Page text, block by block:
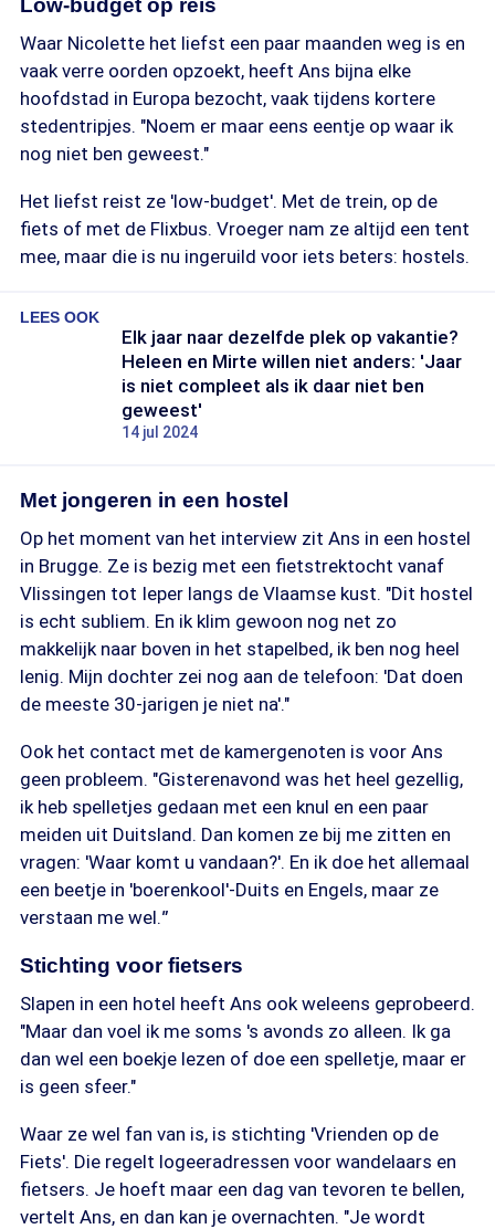
Low-budget op reis
Waar Nicolette het liefst een paar maanden weg is en
vaak verre oorden opzoekt, heeft Ans bijna elke
hoofdstad in Europa bezocht, vaak tijdens kortere
stedentripjes. "Noem er maar eens eentje op waar ik
nog niet ben geweest."
Het liefst reist ze 'low-budget'. Met de trein, op de
fiets of met de Flixbus. Vroeger nam ze altijd een tent
mee, maar die is nu ingeruild voor iets beters: hostels.
LEES OOK
Elk jaar naar dezelfde plek op vakantie?
Heleen en Mirte willen niet anders: 'Jaar
is niet compleet als ik daar niet ben
geweest'
14 jul 2024
Met jongeren in een hostel
Op het moment van het interview zit Ans in een hostel
in Brugge. Ze is bezig met een fietstrektocht vanaf
Vlissingen tot Ieper langs de Vlaamse kust. "Dit hostel
is echt subliem. En ik klim gewoon nog net zo
makkelijk naar boven in het stapelbed, ik ben nog heel
lenig. Mijn dochter zei nog aan de telefoon: 'Dat doen
de meeste 30-jarigen je niet na'."
Ook het contact met de kamergenoten is voor Ans
geen probleem. "Gisterenavond was het heel gezellig,
ik heb spelletjes gedaan met een knul en een paar
meiden uit Duitsland. Dan komen ze bij me zitten en
vragen: 'Waar komt u vandaan?'. En ik doe het allemaal
een beetje in 'boerenkool'-Duits en Engels, maar ze
verstaan me wel."
Stichting voor fietsers
Slapen in een hotel heeft Ans ook weleens geprobeerd.
"Maar dan voel ik me soms 's avonds zo alleen. Ik ga
dan wel een boekje lezen of doe een spelletje, maar er
is geen sfeer."
Waar ze wel fan van is, is stichting 'Vrienden op de
Fiets'. Die regelt logeeradressen voor wandelaars en
fietsers. Je hoeft maar een dag van tevoren te bellen,
vertelt Ans, en dan kan je overnachten. "Je wordt